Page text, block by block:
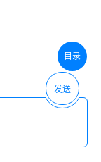
发送
目录